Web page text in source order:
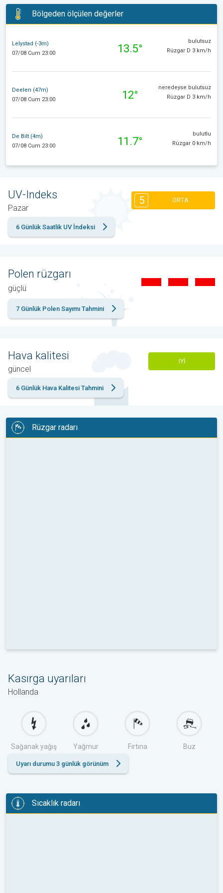
Bölgeden ölçülen değerler
Lelystad (-3m)
07/08 Cum 23:00
13.5°
bulutsuz
Rüzgar D 3 km/h
Deelen (47m)
07/08 Cum 23:00
12°
neredeyse bulutsuz
Rüzgar D 3 km/h
De Bilt (4m)
07/08 Cum 23:00
11.7°
bulutlu
Rüzgar 0 km/h
UV-Indeks
Pazar
5 ORTA
6 Günlük Saatlik UV İndeksi
Polen rüzgarı
güçlü
7 Günlük Polen Sayımı Tahmini
Hava kalitesi
güncel
IYI
6 Günlük Hava Kalitesi Tahmini
Rüzgar radarı
Kasırga uyarıları
Hollanda
Sağanak yağış Yağmur Fırtına Buz
Uyarı durumu 3 günlük görünüm
Sıcaklık radarı